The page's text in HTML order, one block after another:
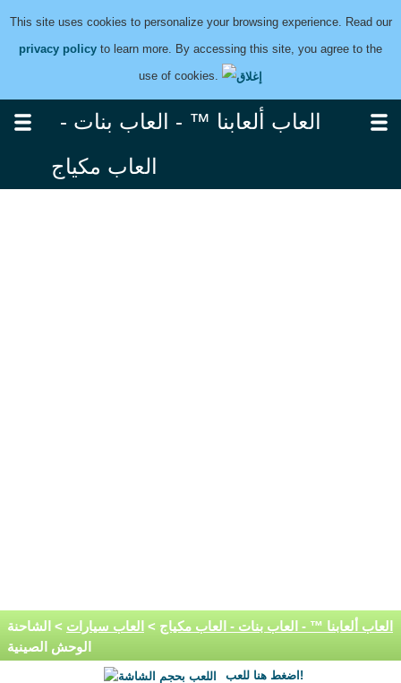
This site uses cookies to personalize your browsing experience. Read our
privacy policy to learn more. By accessing this site, you agree to the
use of cookies.
العاب ألعابنا ™ - العاب بنات -
العاب مكياج
العاب ألعابنا ™ - العاب بنات - العاب مكياج > العاب سيارات > الشاحنة
الوحش الصينية
اضغط هنا للعب!